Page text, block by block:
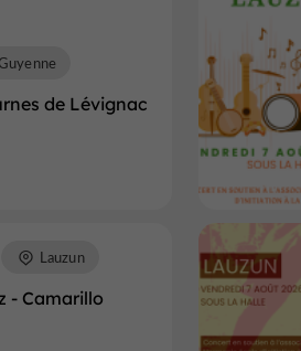
de Lévignac
- Camarillo
Lauzun